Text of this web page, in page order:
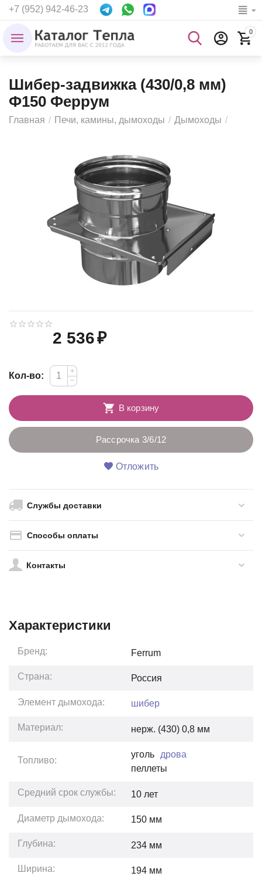
+7 (952) 942-46-23
0
Шибер-задвижка (430/0,8 мм)
Ф150 Феррум
Главная / Печи, камины, дымоходы / Дымоходы /
2 536₽
Кол-во:
+
−
В корзину
Рассрочка 3/6/12
Отложить
Службы доставки
Способы оплаты
Контакты
Характеристики
Бренд: Ferrum
Страна: Россия
Элемент дымохода: шибер
Материал: нерж. (430) 0,8 мм
Топливо:
уголь
дрова
пеллеты
Средний срок службы: 10 лет
Диаметр дымохода: 150 мм
Глубина: 234 мм
Ширина: 194 мм